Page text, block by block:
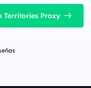
Territories Proxy